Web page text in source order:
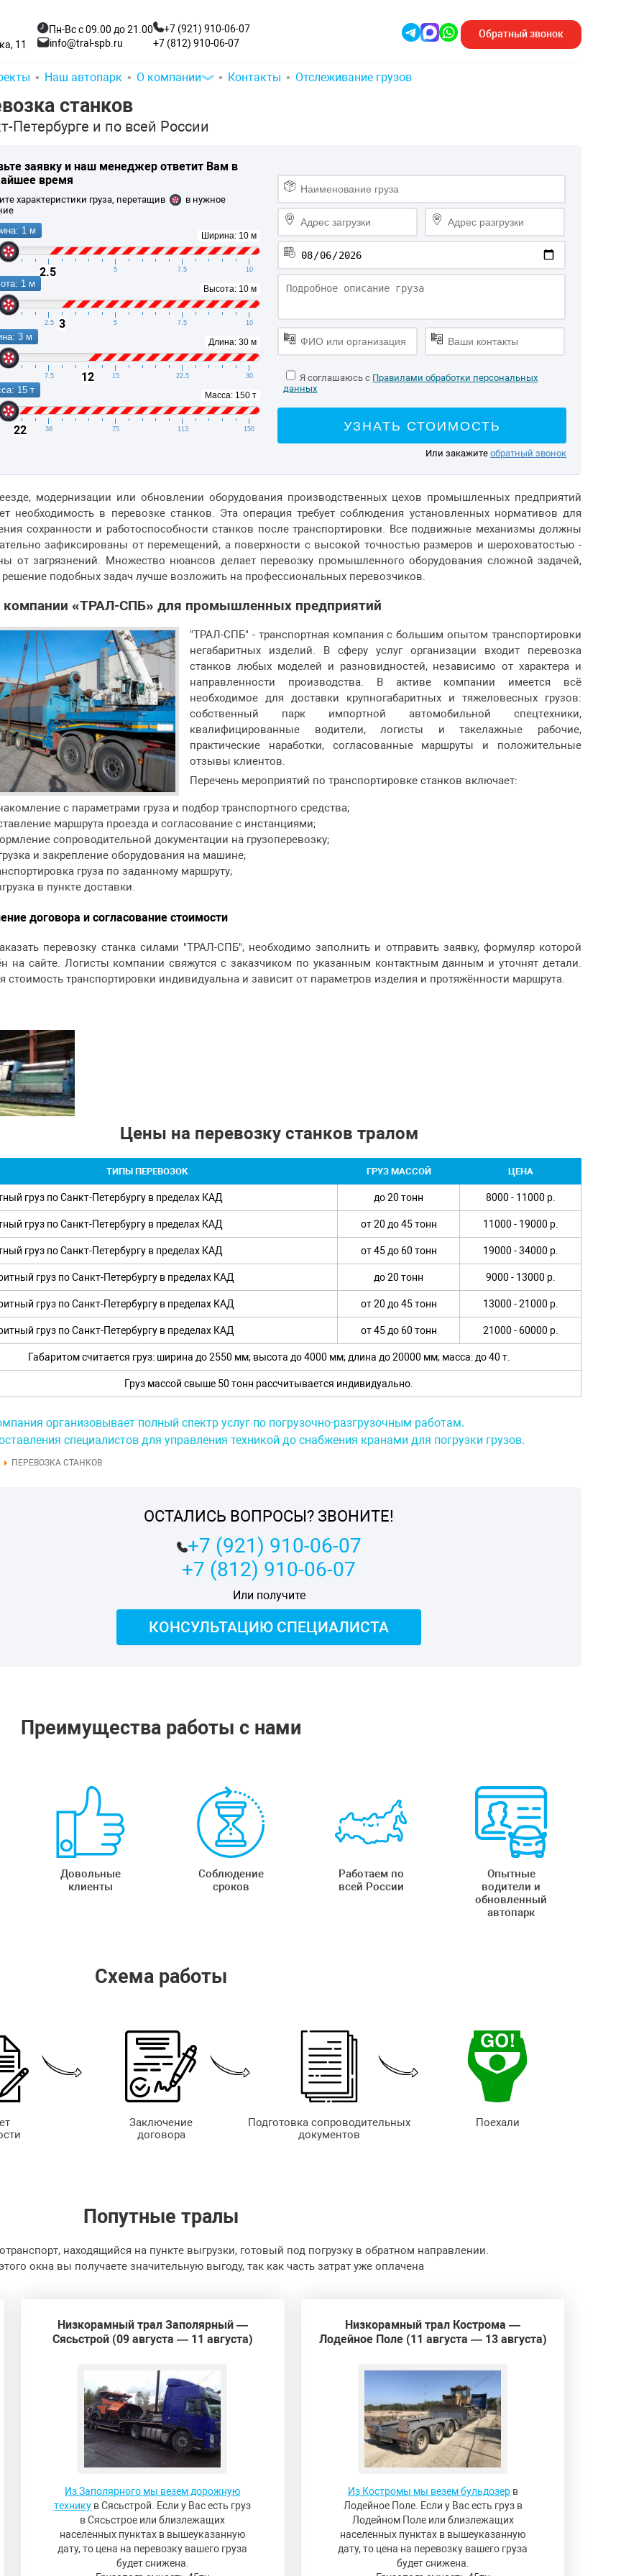
11
Пн-Вс с 09.00 до 21.00
info@tral-spb.ru
+7 (921) 910-06-07
+7 (812) 910-06-07
Обратныйзвонок
Наш автопарк О компании Контакты Отслеживание грузов
станков
Петербурге и по всей России
заявку и наш менеджер ответит Вам в
время
характеристики груза, перетащив
в нужное
Ширина: 10 м
1 м
2.5 5 7.5 10
2.5
Высота: 10 м
1 м
2.5 5 7.5 10
3
Длина: 30 м
3 м
7.5 15 22.5 30
12
Масса: 150 т
15 т
38 75 113 150
22
Я соглашаюсь с Правилами обработки персональных
данных
УЗНАТЬ СТОИМОСТЬ
Или закажите обратный звонок
модернизации или обновлении оборудования производственных цехов промышленных предприятий
необходимость в перевозке станков. Эта операция требует соблюдения установленных нормативов для
сохранности и работоспособности станков после транспортировки. Все подвижные механизмы должны
зафиксированы от перемещений, а поверхности с высокой точностью размеров и шероховатостью -
от загрязнений. Множество нюансов делает перевозку промышленного оборудования сложной задачей,
решение подобных задач лучше возложить на профессиональных перевозчиков.
компании «ТРАЛ-СПБ» для промышленных предприятий
"ТРАЛ-СПБ" - транспортная компания с большим опытом транспортировки
негабаритных изделий. В сферу услуг организации входит перевозка
станков любых моделей и разновидностей, независимо от характера и
направленности производства. В активе компании имеется всё
необходимое для доставки крупногабаритных и тяжеловесных грузов:
собственный парк импортной автомобильной спецтехники,
квалифицированные водители, логисты и такелажные рабочие,
практические наработки, согласованные маршруты и положительные
отзывы клиентов.
Перечень мероприятий по транспортировке станков включает:
с параметрами груза и подбор транспортного средства;
маршрута проезда и согласование с инстанциями;
сопроводительной документации на грузоперевозку;
и закрепление оборудования на машине;
груза по заданному маршруту;
в пункте доставки.
договора и согласование стоимости
перевозку станка силами "ТРАЛ-СПБ", необходимо заполнить и отправить заявку, формуляр которой
на сайте. Логисты компании свяжутся с заказчиком по указанным контактным данным и уточнят детали.
стоимость транспортировки индивидуальна и зависит от параметров изделия и протяжённости маршрута.
Цены на перевозку станков тралом
ТИПЫ ПЕРЕВОЗОК ГРУЗ МАССОЙ ЦЕНА
груз по Санкт-Петербургу в пределах КАД до 20 тонн 8000 - 11000 р.
груз по Санкт-Петербургу в пределах КАД от 20 до 45 тонн 11000 - 19000 р.
груз по Санкт-Петербургу в пределах КАД от 45 до 60 тонн 19000 - 34000 р.
груз по Санкт-Петербургу в пределах КАД до 20 тонн 9000 - 13000 р.
груз по Санкт-Петербургу в пределах КАД от 20 до 45 тонн 13000 - 21000 р.
груз по Санкт-Петербургу в пределах КАД от 45 до 60 тонн 21000 - 60000 р.
Габаритом считается груз: ширина до 2550 мм; высота до 4000 мм; длина до 20000 мм; масса: до 40 т.
Груз массой свыше 50 тонн рассчитывается индивидуально.
организовывает полный спектр услуг по погрузочно-разгрузочным работам.
специалистов для управления техникой до снабжения кранами для погрузки грузов.
ПЕРЕВОЗКА СТАНКОВ
ОСТАЛИСЬ ВОПРОСЫ? ЗВОНИТЕ!
+7 (921) 910-06-07
+7 (812) 910-06-07
Или получите
КОНСУЛЬТАЦИЮ СПЕЦИАЛИСТА
Преимущества работы с нами
Довольные
клиенты
Соблюдение
сроков
Работаем по
всей России
Опытные
водители и
обновленный
автопарк
Схема работы
Заключение
договора
Подготовка сопроводительных
документов
Поехали
Попутные тралы
находящийся на пункте выгрузки, готовый под погрузку в обратном направлении.
окна вы получаете значительную выгоду, так как часть затрат уже оплачена
Низкорамный трал Заполярный —
Сясьстрой (09 августа — 11 августа)
Из Заполярного мы везем дорожную
технику в Сясьстрой. Если у Вас есть груз
в Сясьстрое или близлежащих
населенных пунктах в вышеуказанную
дату, то цена на перевозку вашего груза
будет снижена.
Низкорамный трал Кострома —
Лодейное Поле (11 августа — 13 августа)
Из Костромы мы везем бульдозерв
Лодейное Поле. Если у Вас есть груз в
Лодейном Поле или близлежащих
населенных пунктах в вышеуказанную
дату, то цена на перевозку вашего груза
будет снижена.